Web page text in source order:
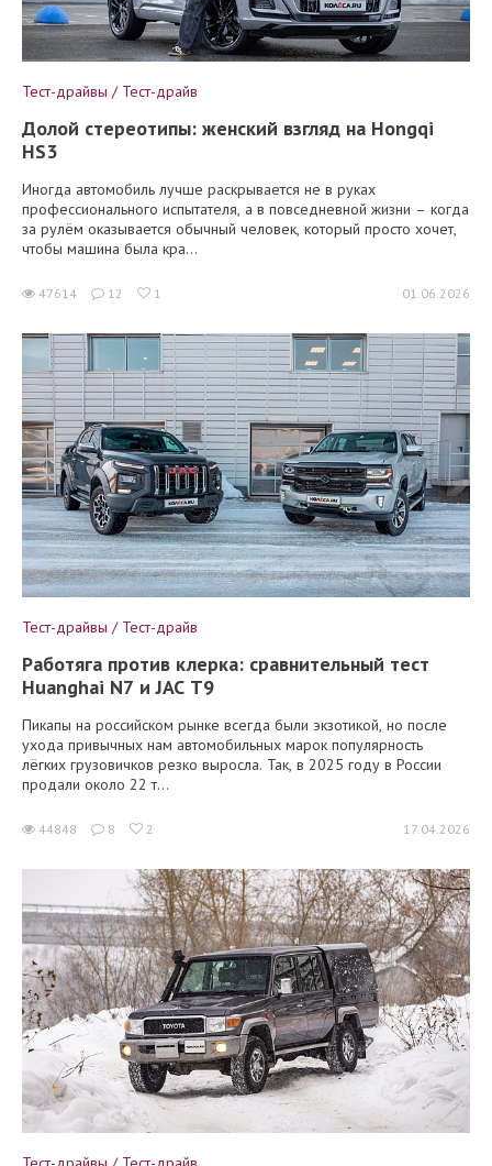
Тест-драйвы / Тест-драйв
Долой стереотипы: женский взгляд на Hongqi
HS3
Иногда автомобиль лучше раскрывается не в руках
профессионального испытателя, а в повседневной жизни – когда
за рулём оказывается обычный человек, который просто хочет,
чтобы машина была кра...
47614 12 1 01.06.2026
Тест-драйвы / Тест-драйв
Работяга против клерка: сравнительный тест
Huanghai N7 и JAC T9
Пикапы на российском рынке всегда были экзотикой, но после
ухода привычных нам автомобильных марок популярность
лёгких грузовичков резко выросла. Так, в 2025 году в России
продали около 22 т...
44848 8 2 17.04.2026